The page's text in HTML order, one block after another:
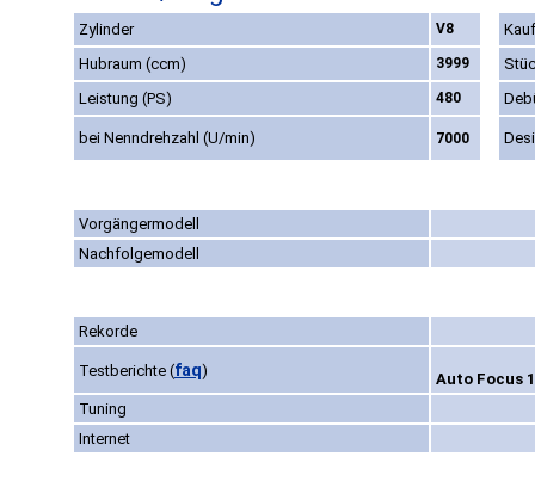
Zylinder V8
Hubraum (ccm)
3999
Leistung (PS)
480
bei Nenndrehzahl (U/min) 7000
Vorgängermodell
Nachfolgemodell
Rekorde
Testberichte (faq)
Auto Focus
Tuning
Internet